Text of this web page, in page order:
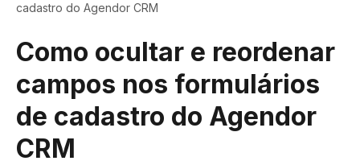
cadastro do Agendor CRM
Como ocultar e reordenar
campos nos formulários
de cadastro do Agendor
CRM